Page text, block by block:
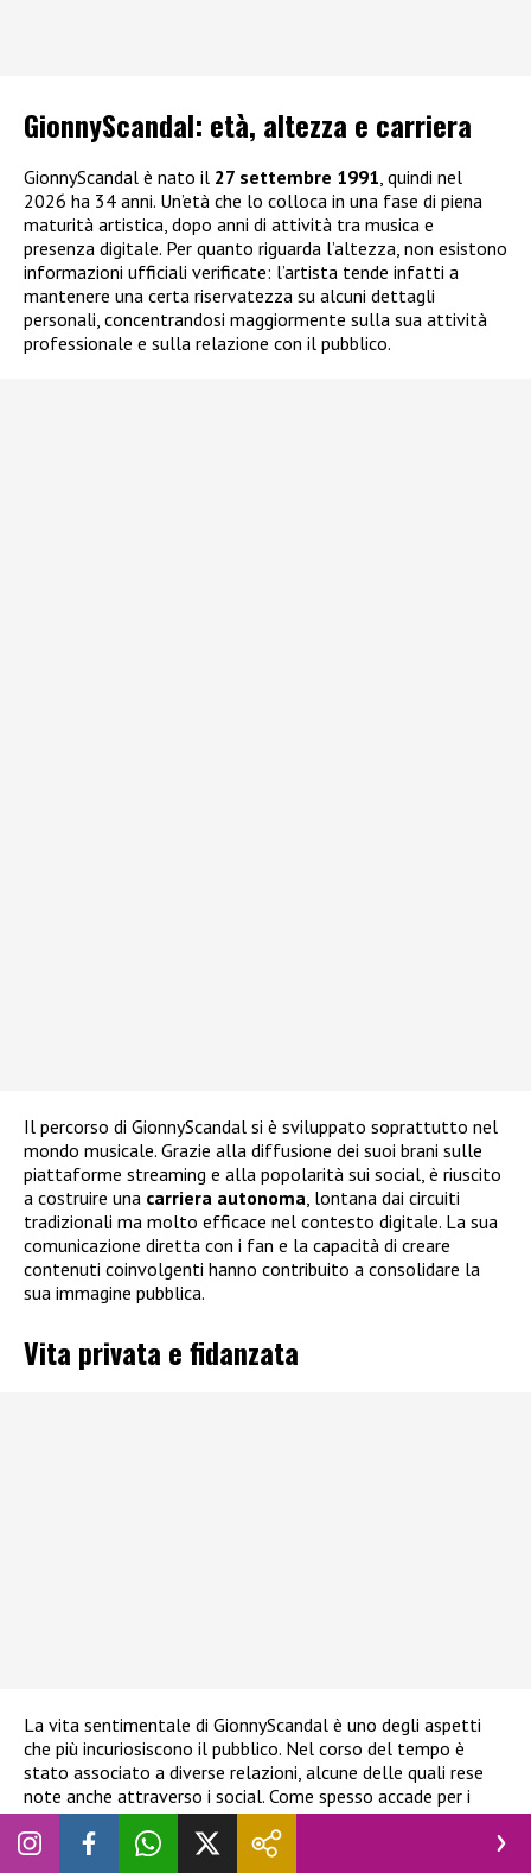
GionnyScandal: età, altezza e carriera
GionnyScandal è nato il 27 settembre 1991 , quindi nel
2026 ha 34 anni. Un’età che lo colloca in una fase di piena
maturità artistica, dopo anni di attività tra musica e
presenza digitale. Per quanto riguarda l’altezza, non esistono
informazioni ufficiali verificate: l’artista tende infatti a
mantenere una certa riservatezza su alcuni dettagli
personali, concentrandosi maggiormente sulla sua attività
professionale e sulla relazione con il pubblico.
Il percorso di GionnyScandal si è sviluppato soprattutto nel
mondo musicale. Grazie alla diffusione dei suoi brani sulle
piattaforme streaming e alla popolarità sui social, è riuscito
a costruire una carriera autonoma , lontana dai circuiti
tradizionali ma molto efficace nel contesto digitale. La sua
comunicazione diretta con i fan e la capacità di creare
contenuti coinvolgenti hanno contribuito a consolidare la
sua immagine pubblica.
Vita privata e fidanzata
La vita sentimentale di GionnyScandal è uno degli aspetti
che più incuriosiscono il pubblico. Nel corso del tempo è
stato associato a diverse relazioni, alcune delle quali rese
note anche attraverso i social. Come spesso accade per i
concorrenti delGrande Fratello, l’ingresso nella Casa porta
inevitabilmente maggiore attenzione anche sulla sfera